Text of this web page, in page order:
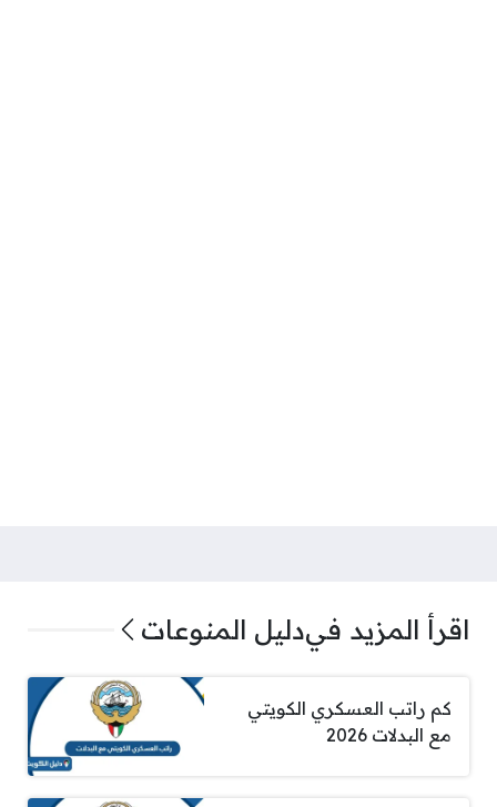
اقرأ المزيد فيدليل المنوعات
كم راتب العسكري الكويتي
مع البدلات 2026